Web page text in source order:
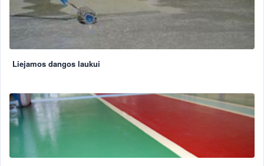
Liejamos dangos laukui